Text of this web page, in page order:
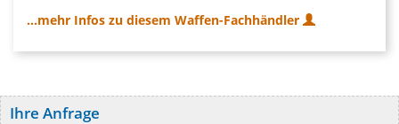
...mehr Infos zu diesem Waffen-Fachhändler
Ihre Anfrage